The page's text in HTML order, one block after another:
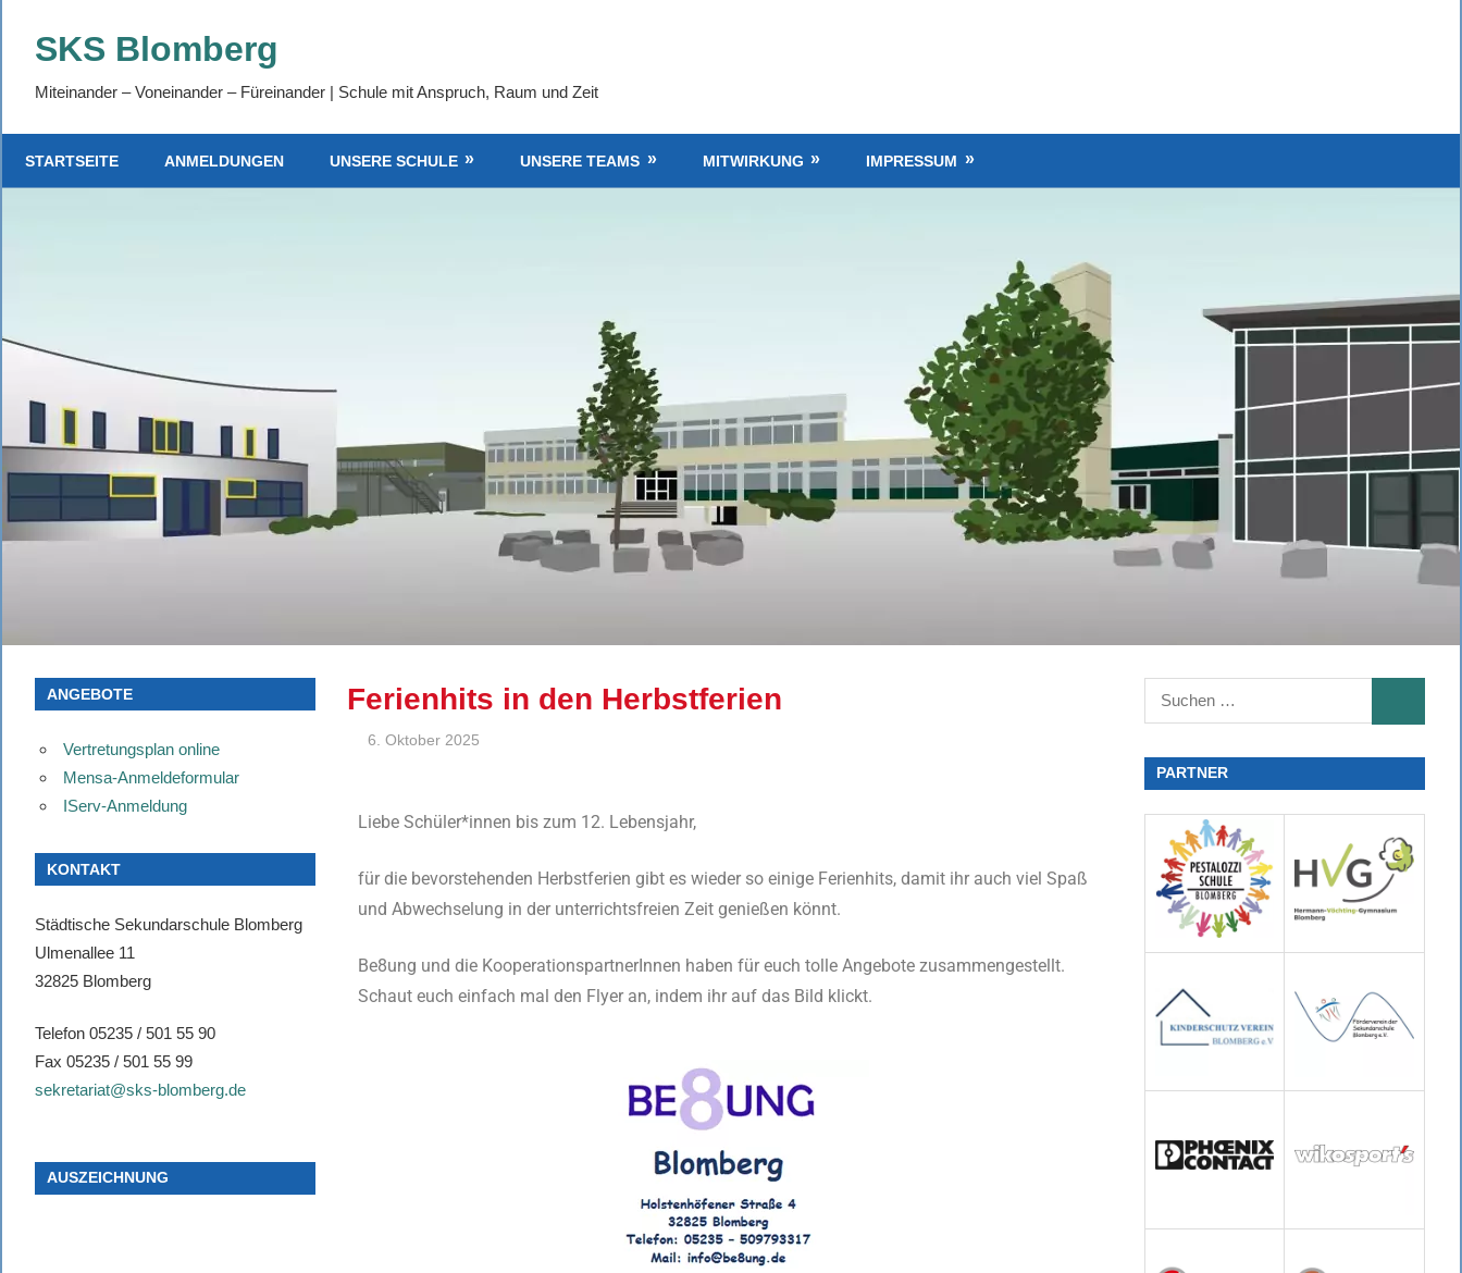
SKS Blomberg
Miteinander – Voneinander – Füreinander | Schule mit Anspruch, Raum und Zeit
STARTSEITE ANMELDUNGEN UNSERE SCHULE UNSERE TEAMS MITWIRKUNG IMPRESSUM
Ferienhits in den Herbstferien
6. Oktober 2025
Liebe Schüler*innen bis zum 12. Lebensjahr,
für die bevorstehenden Herbstferien gibt es wieder so einige Ferienhits, damit ihr auch viel Spaß
und Abwechselung in der unterrichtsfreien Zeit genießen könnt.
Be8ung und die KooperationspartnerInnen haben für euch tolle Angebote zusammengestellt.
Schaut euch einfach mal den Flyer an, indem ihr auf das Bild klickt.
ANGEBOTE
Vertretungsplan online
Mensa-Anmeldeformular
IServ-Anmeldung
KONTAKT
Städtische Sekundarschule Blomberg
Ulmenallee 11
32825 Blomberg
Telefon 05235 / 501 55 90
Fax 05235 / 501 55 99
sekretariat@sks-blomberg.de
AUSZEICHNUNG
PARTNER